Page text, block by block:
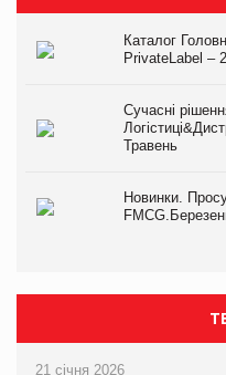
Каталог
PrivateLabel –
Сучасні
Травень
Новинки.
21 січня 2026